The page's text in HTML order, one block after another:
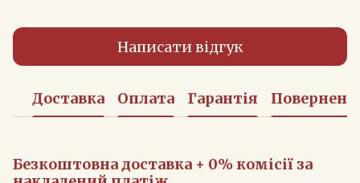
Написати відгук
Доставка Оплата Гарантія
Безкоштовна доставка + 0% комісії за